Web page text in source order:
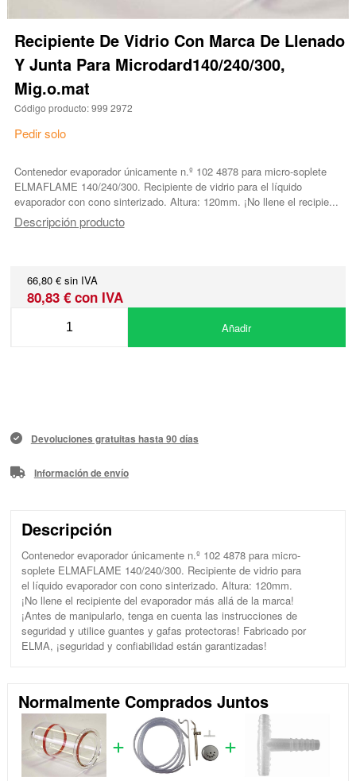
Recipiente De Vidrio Con Marca De Llenado
Y Junta Para Microdard140/240/300,
Mig.o.mat
Código producto: 999 2972
Pedir solo
Contenedor evaporador únicamente n.º 102 4878 para micro-soplete
ELMAFLAME 140/240/300. Recipiente de vidrio para el líquido
evaporador con cono sinterizado. Altura: 120mm. ¡No llene el recipie...
Descripción producto
66,80 € sin IVA
80,83 € con IVA
Añadir
Devoluciones gratuitas hasta 90 días
Información de envío
Descripción
Contenedor evaporador únicamente n.º 102 4878 para micro-
soplete ELMAFLAME 140/240/300. Recipiente de vidrio para
el líquido evaporador con cono sinterizado. Altura: 120mm.
¡No llene el recipiente del evaporador más allá de la marca!
¡Antes de manipularlo, tenga en cuenta las instrucciones de
seguridad y utilice guantes y gafas protectoras! Fabricado por
ELMA, ¡seguridad y confiabilidad están garantizadas!
Normalmente Comprados Juntos